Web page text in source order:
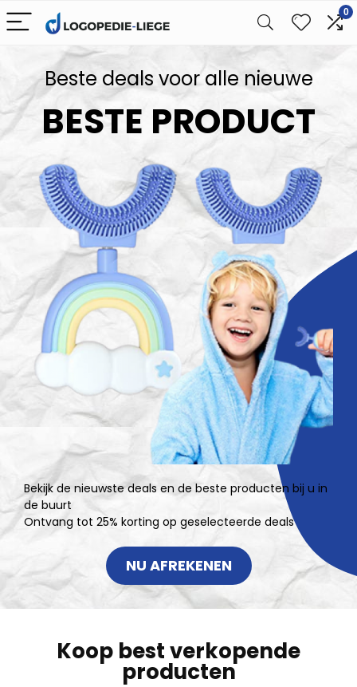
0
Beste deals voor alle nieuwe
BESTE PRODUCT
Bekijk de nieuwste deals en de beste producten bij u in
de buurt
Ontvang tot 25% korting op geselecteerde deals
NU AFREKENEN
Koop best verkopende
producten